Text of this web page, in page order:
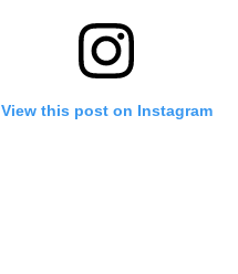
View this post on Instagram